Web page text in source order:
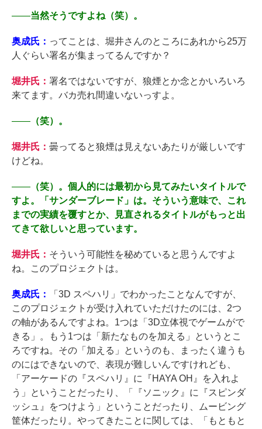
――当然そうですよね（笑）。
奥成氏： ってことは、堀井さんのところにあれから25万
人ぐらい署名が集まってるんですか？
堀井氏： 署名ではないですが、狼煙とか念とかいろいろ
来てます。バカ売れ間違いないっすよ。
――（笑）。
堀井氏： 曇ってると狼煙は見えないあたりが厳しいです
けどね。
――（笑）。個人的には最初から見てみたいタイトルで
すよ。「サンダーブレード」は。そういう意味で、これ
までの実績を覆すとか、見直されるタイトルがもっと出
てきて欲しいと思っています。
堀井氏： そういう可能性を秘めていると思うんですよ
ね。このプロジェクトは。
奥成氏：
「3D スペハリ」でわかったことなんですが、
このプロジェクトが受け入れていただけたのには、2つ
の軸があるんですよね。1つは「3D立体視でゲームがで
きる」。もう1つは「新たなものを加える」というとこ
ろですね。その「加える」というのも、まったく違うも
のにはできないので、表現が難しいんですけれども、
「アーケードの『スペハリ』に『HAYA OH』を入れよ
う」ということだったり、「『ソニック』に『スピンダ
ッシュ』をつけよう」ということだったり、ムービング
筐体だったり。やってきたことに関しては、「もともと